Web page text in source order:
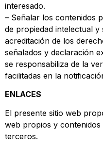
interesado.
– Señalar los contenidos
de propiedad intelectual
acreditación de los
señalados y declaración
se responsabiliza de la
facilitadas en la
ENLACES
El presente sitio web
web propios y
terceros.